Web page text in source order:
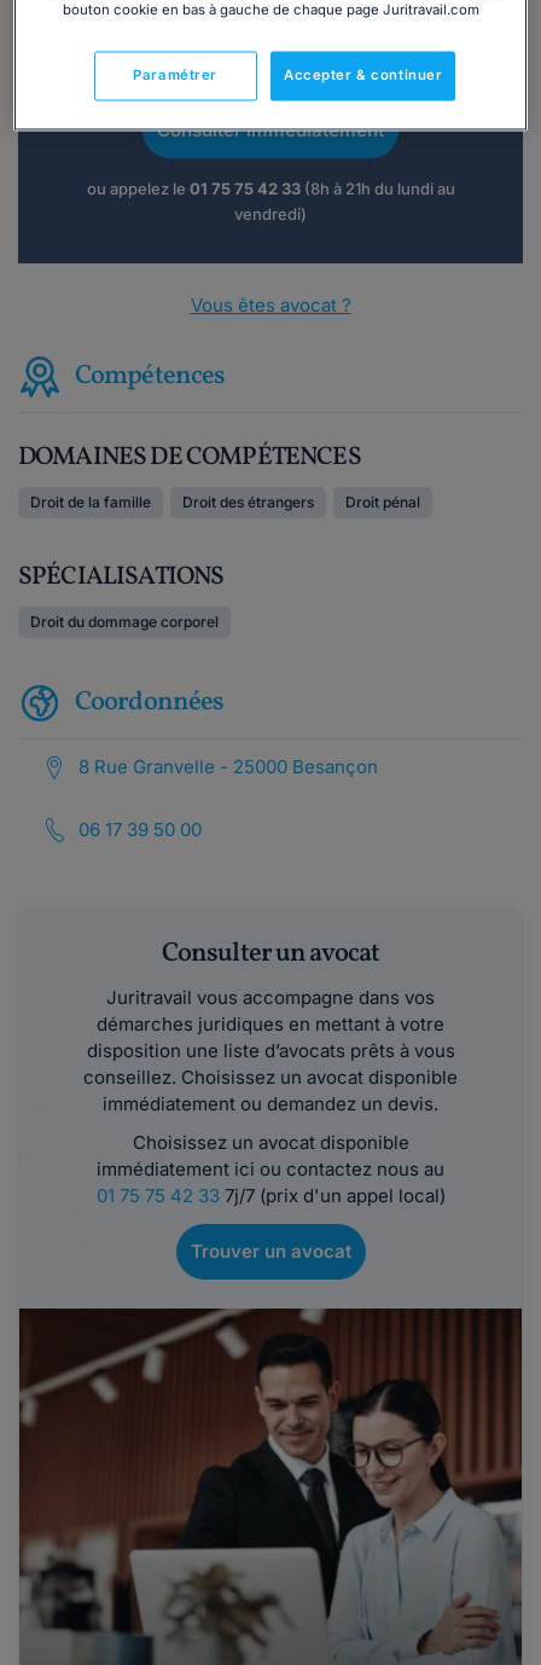
Vous souhaitez une consultation par
téléphone ?
Consulter immédiatement
ou appelez le 01 75 75 42 33(8h à 21h du lundi au
vendredi)
Vous êtes avocat ?
Compétences
DOMAINES DE COMPÉTENCES
Droit de la famille Droit des étrangers Droit pénal
SPÉCIALISATIONS
Droit du dommage corporel
Coordonnées
8 Rue Granvelle - 25000 Besançon
06 17 39 50 00
Consulter un avocat
Juritravail vous accompagne dans vos
démarches juridiques en mettant à votre
disposition une liste d’avocats prêts à vous
conseillez. Choisissez un avocat disponible
immédiatement ou demandez un devis.
Choisissez un avocat disponible
immédiatement ici ou contactez nous au
01 75 75 42 337j/7 (prix d'un appel local)
Trouver un avocat
bouton cookie en bas à gauche de chaque page Juritravail.com
Accepter & continuer
Paramétrer